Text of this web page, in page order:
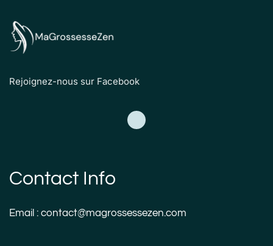
Rejoignez-nous sur Facebook
Contact Info
Email : contact@magrossessezen.com